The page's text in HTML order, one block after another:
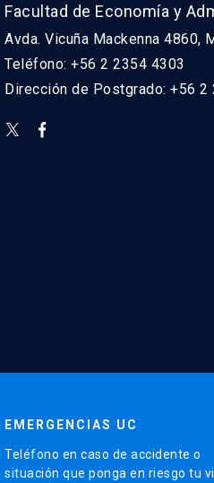
Facultad de Economía y
Avda. Vicuña Mackenna 4860,
Teléfono: +56 2 2354 4303
Dirección de Postgrado: +56 2
EMERGENCIAS UC
Teléfono en caso de accidente o
situación que ponga en riesgo tu